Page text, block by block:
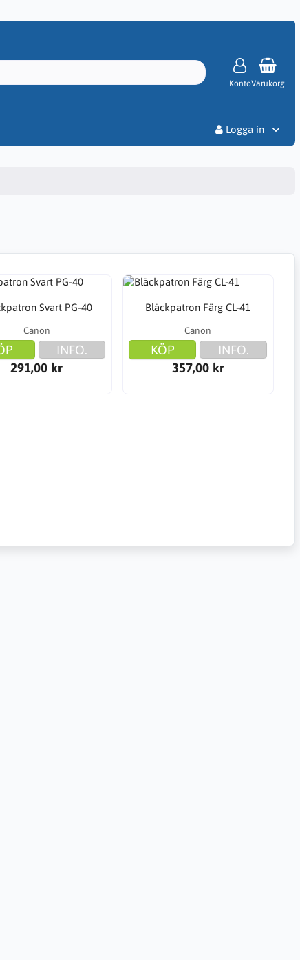
KontoVarukorg
Logga in
Svart PG-40
Canon
INFO.
291,00 kr
Bläckpatron Färg CL-41
Canon
KÖP
INFO.
357,00 kr